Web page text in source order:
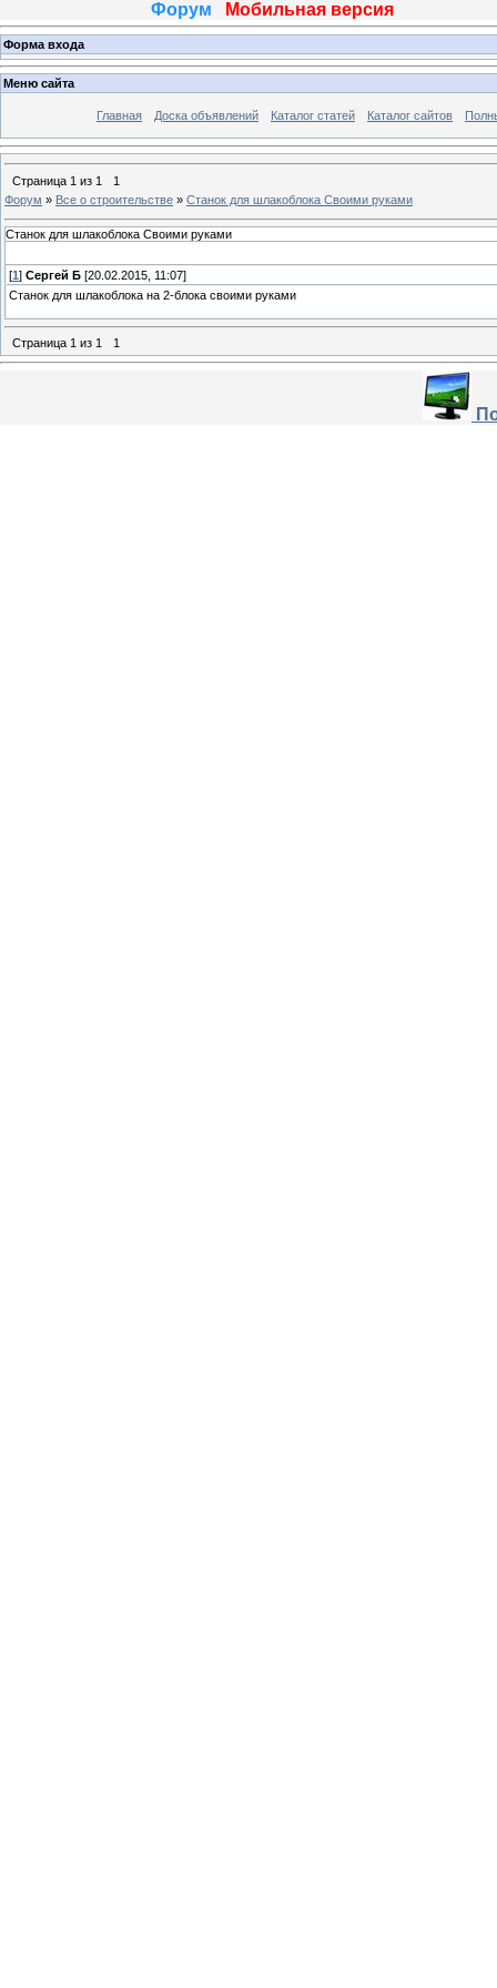
Форум Мобильная версия
Форма входа
Меню сайта
Главная Доска объявлений Каталог статей Каталог сайтов
Страница 1 из 1
1
Форум » Все о строительстве » Станок для шлакоблока Своими руками
Станок для шлакоблока Своими руками
[1 ] Сергей Б [20.02.2015, 11:07]
Станок для шлакоблока на 2-блока своими руками
Страница 1 из 1 1